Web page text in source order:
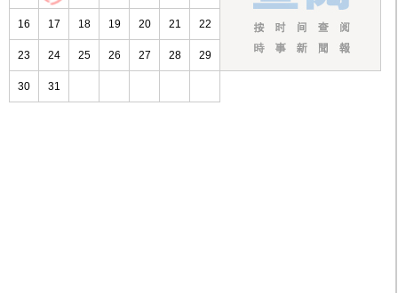
16 17 18 19 20 21 22
23 24 25 26 27 28 29
30 31